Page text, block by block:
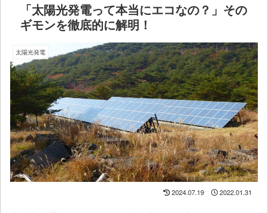
「太陽光発電って本当にエコなの？」その
ギモンを徹底的に解明！
太陽光発電
2024.07.19 2022.01.31